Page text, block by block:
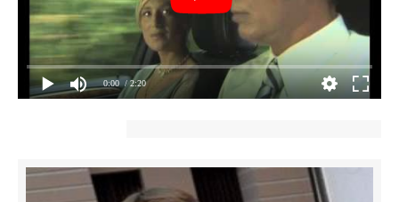
0:00 / 2:20